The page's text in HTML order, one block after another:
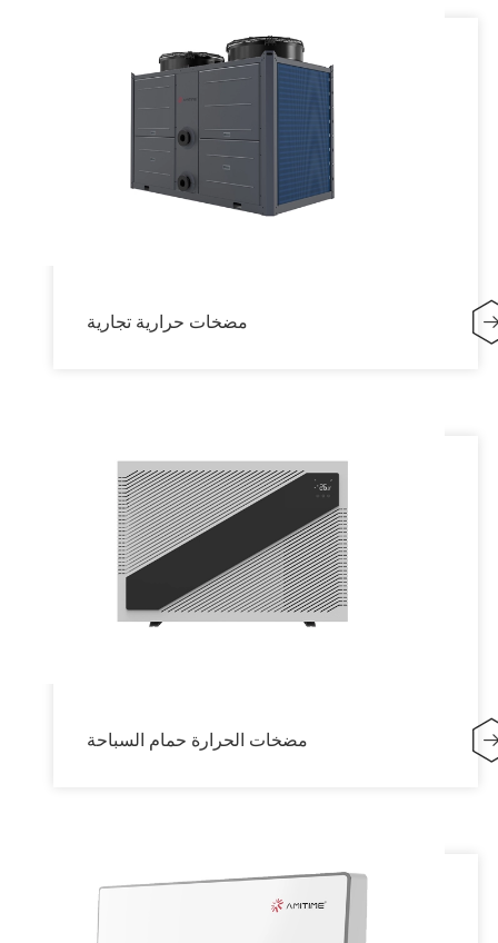
مضخات حرارية تجارية
مضخات الحرارة حمام السباحة